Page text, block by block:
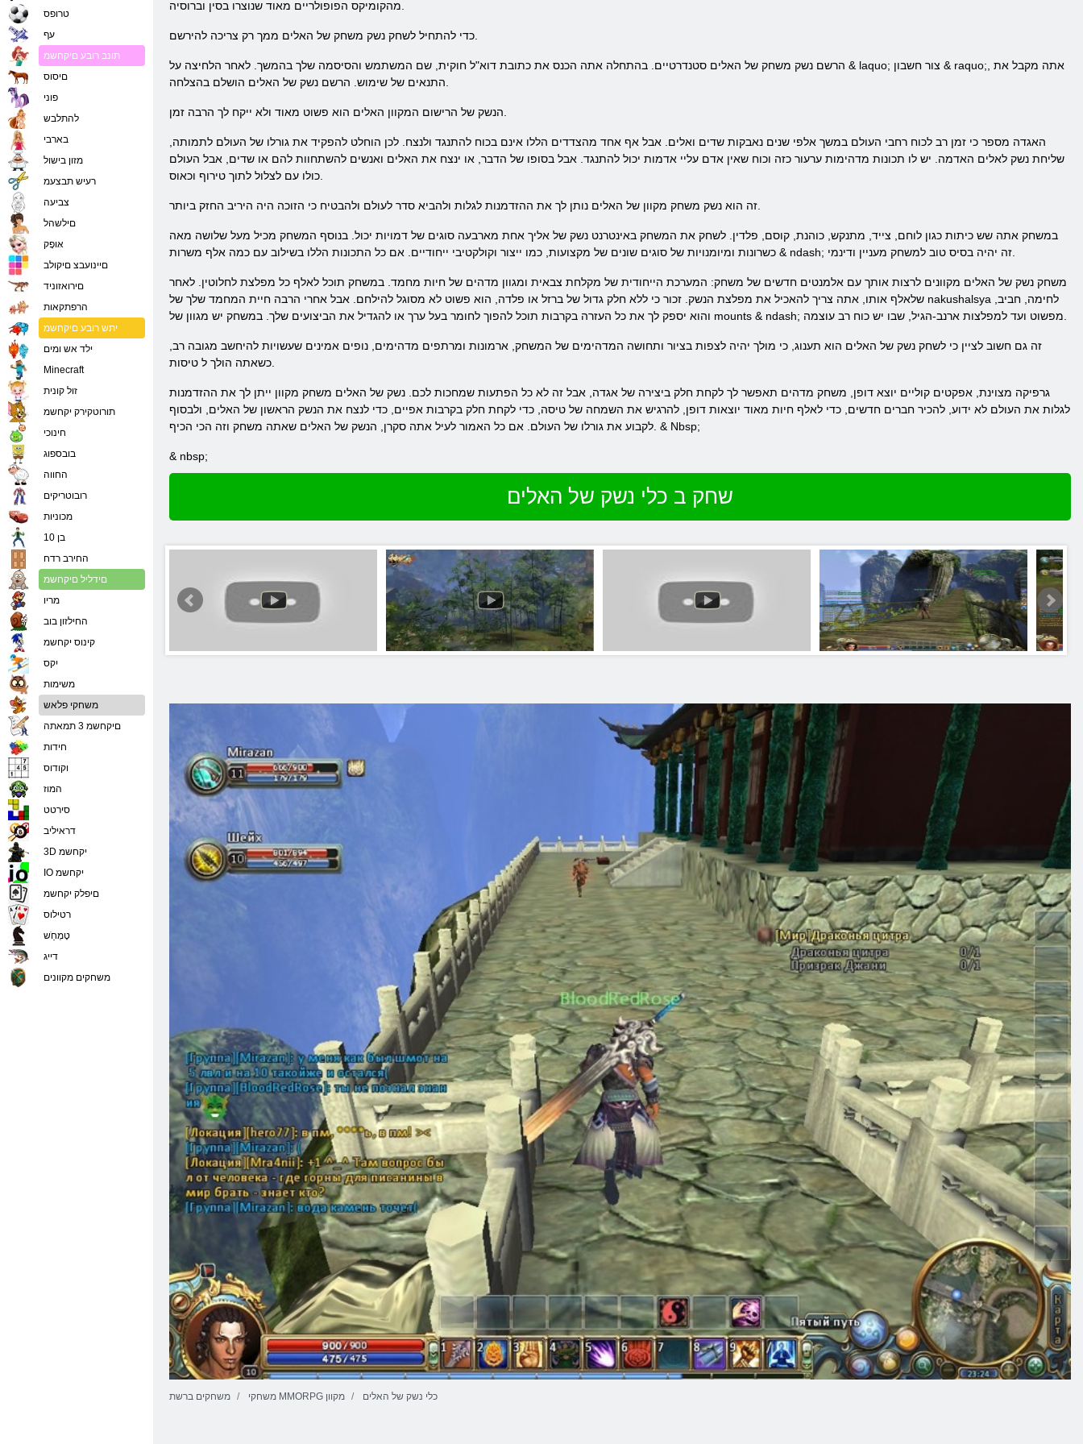
הרשם נשק משחק של האלים סטנדרטיים. בהתחלה אתה הכנס את כתובת דוא"ל חוקית, שם המשתמש והסיסמה שלך בהמשך. לאחר הלחיצה על & laquo; צור חשבון & raquo;, אתה מקבל את
האגדה מספר כי זמן רב לכוח רחבי העולם במשך אלפי שנים נאבקות שדים ואלים. אבל אף אחד מהצדדים הללו אינם בכוח להתנגד ולנצח. לכן הוחלט להפקיד את גורלו של העולם לתמותה,
שליחת נשק לאלים האדמה. יש לו תכונות מדהימות ערעור כזה וכוח שאין אדם עליי אדמות יכול להתנגד. אבל בסופו של הדבר, או ינצח את האלים ואנשים להשתחוות להם או שדים, אבל העולם
במשחק אתה שש כיתות כגון לוחם, צייד, מתנקש, כוהנת, קוסם, פלדין. לשחק את המשחק באינטרנט נשק של אליך אחת מארבעה סוגים של דמויות יכול. בנוסף המשחק מכיל מעל שלושה מאה
משחק נשק של האלים מקוונים לרצות אותך עם אלמנטים חדשים של משחק: המערכת הייחודית של מקלחת צבאית ומגוון מדהים של חיות מחמד. במשחק תוכל לאלף כל מפלצת לחלוטין. לאחר
שלאלף אותו, אתה צריך להאכיל את מפלצת הנשק. זכור כי ללא חלק גדול של ברזל או פלדה, הוא פשוט לא מסוגל להילחם. אבל אחרי הרבה חיית המחמד שלך של nakushalsya לחימה, חביב,
זה גם חשוב לציין כי לשחק נשק של האלים הוא תענוג, כי מולך יהיה לצפות בציור ותחושה המדהימים של המשחק, ארמונות ומרתפים מדהימים, נופים אמינים שעשויות להיחשב מגובה רב,
גרפיקה מצוינת, אפקטים קוליים יוצא דופן, משחק מדהים תאפשר לך לקחת חלק ביצירה של אגדה, אבל זה לא כל הפתעות שמחכות לכם. נשק של האלים משחק מקוון ייתן לך את ההזדמנות
לגלות את העולם לא ידוע, להכיר חברים חדשים, כדי לאלף חיות מאוד יוצאות דופן, להרגיש את השמחה של טיסה, כדי לקחת חלק בקרבות אפיים, כדי לנצח את הנשק הראשון של האלים, ולבסוף
לקבוע את גורלו של העולם. אם כל האמור לעיל אתה סקרן, הנשק של האלים שאתה משחק וזה הכי הכיף. & Nbsp;
& nbsp;
שחק ב כלי נשק של האלים
משחקים ברשת משחקי MMORPG מקוון כלי נשק של האלים
טרופס
עף
תונב רובע םיקחשמ
םיסוס
פוני
להתלבש
בארבי
מזון בישול
רעיש תבצעמ
צביעה
םילשהל
אּופָק
םיינועבצ םיקולב
םירואזוניד
הרפתקאות
יתש רובע םיקחשמ
ילד אש ומים
Minecraft
זול קונית
תורוטקירק יקחשמ
חינוכי
בובספוג
החווה
רובוטריקים
מכוניות
בן 10
החירב רדח
םידליל םיקחשמ
מריו
החילזון בוב
קינוס יקחשמ
יִקס
משימות
משחקי פלאש
םיקחשמ 3 תמאתה
חידות
וקודוס
המוז
סירטט
דראיליב
3D יקחשמ
IO יקחשמ
םיפלק יקחשמ
רטילוס
טָמְחַׁש
דייג
משחקים מקוונים